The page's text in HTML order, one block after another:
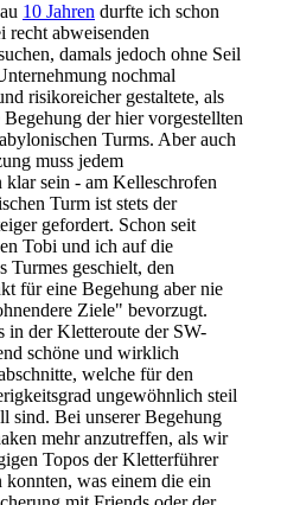
10 Jahren durfte ich schon
recht abweisenden
damals jedoch ohne Seil
nochmal
risikoreicher gestaltete, als
Begehung der hier vorgestellten
Turms. Aber auch
muss jedem
klar sein - am Kelleschrofen
Turm ist stets der
gefordert. Schon seit
Tobi und ich auf die
Turmes geschielt, den
für eine Begehung aber nie
Ziele" bevorzugt.
in der Kletteroute der SW-
schöne und wirklich
welche für den
ungewöhnlich steil
sind. Bei unserer Begehung
mehr anzutreffen, als wir
Topos der Kletterführer
konnten, was einem die ein